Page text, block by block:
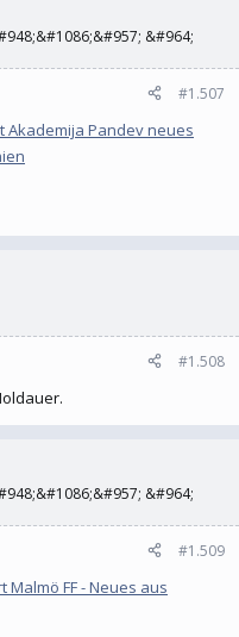
&#964;
#1.507
Akademija Pandev neues
#1.508
&#964;
#1.509
Malmö FF - Neues aus